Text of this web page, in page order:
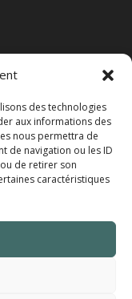
des technologies
aux informations des
nous permettra de
de navigation ou les ID
de retirer son
caractéristiques